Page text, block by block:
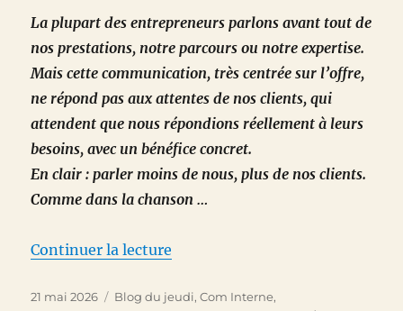
rédacteur
La plupart des entrepreneurs parlons avant tout de
nos prestations, notre parcours ou notre expertise.
Mais cette communication, très centrée sur l’offre,
ne répond pas aux attentes de nos clients, qui
attendent que nous répondions réellement à leurs
besoins, avec un bénéfice concret.
En clair : parler moins de nous, plus de nos clients.
Comme dans la chanson …
Continuer la lecture
Publié
21 mai 2026 Catégories
Blog du jeudi,Com Interne,